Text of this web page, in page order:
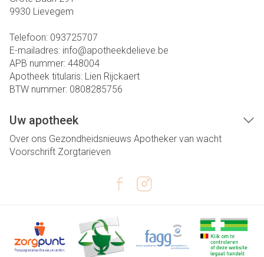
9930 Lievegem
Telefoon: 093725707
E-mailadres: info@apotheekdelieve.be
APB nummer: 448004
Apotheek titularis: Lien Rijckaert
BTW nummer: 0808285756
Uw apotheek
Over ons Gezondheidsnieuws Apotheker van wacht
Voorschrift Zorgtarieven